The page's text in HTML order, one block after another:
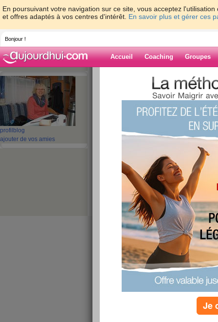
En poursuivant votre navigation sur ce site, vous acceptez
et offres adaptés à vos centres d'intérêt. En savoir plus et gérer ces
Bonjour !
Accueil Coaching Groupes
profil blog
ajouter de vos amies
> > un très
Blog de maya-
un très beau
Bonsoir mes amis,
vous avez aussi passé une
le soleil?
Chez moi, le temps est
par moment un léger vent
légèrement.... un réel
prendre tout nos repas
Avant midi, quelques
Proximus pour changer mon
problème... il va être
Ce midi, nous avons fait un
vaisselle, j'ai profité de ma
mais on peut s'y rafraîchir)
même à 24°C... et puis, une
Je